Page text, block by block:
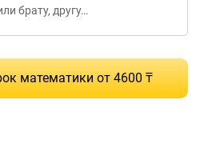
брату, другу…
математики от 4600 ₸